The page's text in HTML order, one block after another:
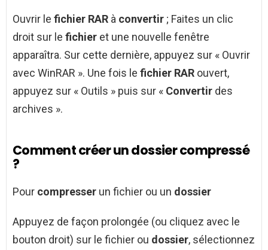
Ouvrir le fichier RAR à convertir ; Faites un clic
droit sur le fichier et une nouvelle fenêtre
apparaîtra. Sur cette dernière, appuyez sur « Ouvrir
avec WinRAR ». Une fois le fichier RAR ouvert,
appuyez sur « Outils » puis sur « Convertir des
archives ».
Comment créer un dossier compressé
?
Pour compresser un fichier ou un dossier
Appuyez de façon prolongée (ou cliquez avec le
bouton droit) sur le fichier ou dossier, sélectionnez